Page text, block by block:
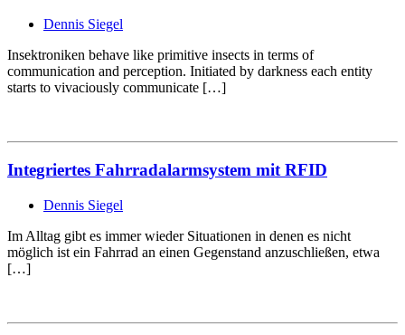
Dennis Siegel
Insektroniken behave like primitive insects in terms of
communication and perception. Initiated by darkness each entity
starts to vivaciously communicate […]
Integriertes Fahrradalarmsystem mit RFID
Dennis Siegel
Im Alltag gibt es immer wieder Situationen in denen es nicht
möglich ist ein Fahrrad an einen Gegenstand anzuschließen, etwa
[…]